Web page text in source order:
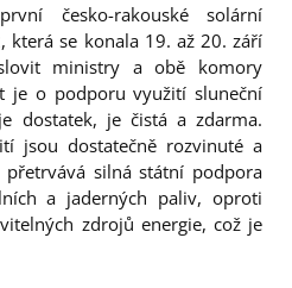
česko-rakouské solární
která se konala 19. až 20. září
ministry a obě komory
je o podporu využití sluneční
dostatek, je čistá a zdarma.
jsou dostatečně rozvinuté a
silná státní podpora
a jaderných paliv, oproti
zdrojů energie, což je